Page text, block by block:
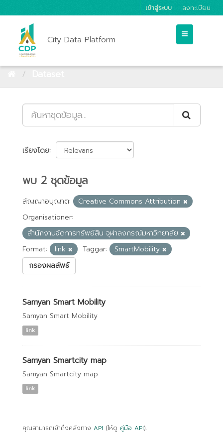
เข้าสู่ระบบ ลงทะเบียน
City Data Platform
เรียงโดย
พบ 2 ชุดข้อมูล
สัญญาอนุญาต:
Creative Commons Attribution
Organisationer:
สำนักงานจัดการทรัพย์สิน จุฬาลงกรณ์มหาวิทยาลัย
Format:
link Taggar:
SmartMobility
กรองผลลัพธ์
Samyan Smart Mobility
Samyan Smart Mobility
link
Samyan Smartcity map
Samyan Smartcity map
link
คุณสามารถเข้าถึงคลังทาง API (ให้ดู คู่มือ API).